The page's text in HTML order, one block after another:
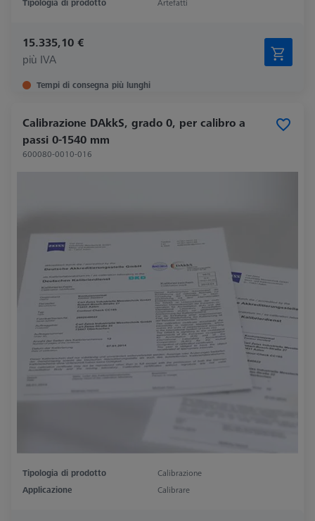
Tipologia di prodotto Artefatti
15.335,10 €
più IVA
Tempi di consegna più lunghi
Calibrazione DAkkS, grado 0, per calibro a
passi 0-1540 mm
600080-0010-016
Tipologia di prodotto
Calibrazione
Applicazione
Calibrare